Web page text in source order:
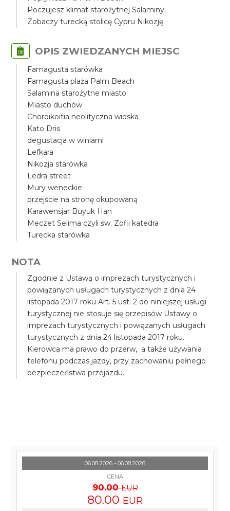
Poczujesz klimat starożytnej Salaminy.
Zobaczy turecką stolicę Cypru Nikozję.
OPIS ZWIEDZANYCH MIEJSC
Famagusta starówka
Famagusta plaża Palm Beach
Salamina starożytne miasto
Miasto duchów
Choroikoitia neolityczna wioska
Kato Dris
degustacja w winiarni
Lefkara
Nikozja starówka
Ledra street
Mury weneckie
przejście na stronę okupowaną
Karawensjar Buyuk Han
Meczet Selima czyli św. Zofii katedra
Turecka starówka
NOTA
Zgodnie z Ustawą o imprezach turystycznych i
powiązanych usługach turystycznych z dnia 24
listopada 2017 roku Art. 5 ust. 2 do niniejszej usługi
turystycznej nie stosuje się przepisów Ustawy o
imprezach turystycznych i powiązanych usługach
turystycznych z dnia 24 listopada 2017 roku.
Kierowca ma prawo do przerw, a także używania
telefonu podczas jazdy, przy zachowaniu pełnego
bezpieczeństwa przejazdu.
06.08.2026 - 06.08.2026
CENA
90.00 EUR
80.00 EUR